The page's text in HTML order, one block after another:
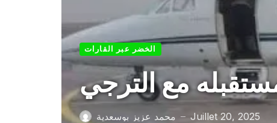
الخضر عبر القارات
مع الترجي
محمد عزيز بوسعدية — Juillet 20, 2025